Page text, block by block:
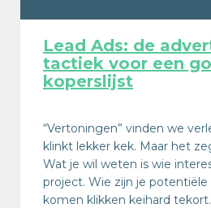
Lead Ads: de
tactiek voor een
koperslijst
“Vertoningen” vinden we
klinkt lekker kek. Maar het
Wat je wil weten is wie
project. Wie zijn je potentiële
komen klikken keihard